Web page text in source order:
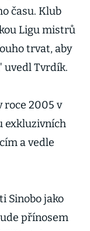
času. Klub
Ligu mistrů
trvat, aby
uvedl Tvrdík.
roce 2005 v
exkluzivních
a vedle
Sinobo jako
přínosem